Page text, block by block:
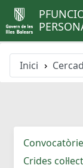
Inici
Crides